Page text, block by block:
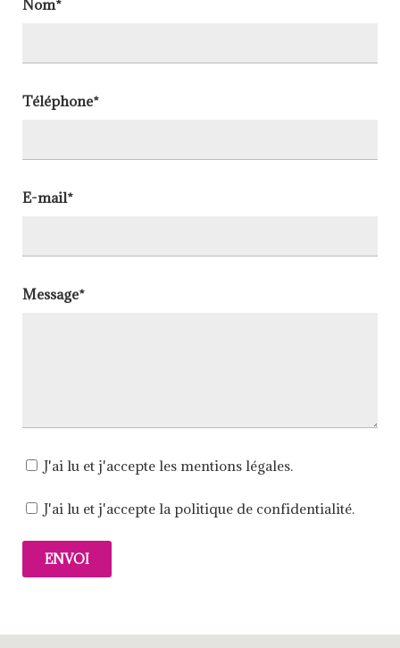
Nom*
Téléphone*
E-mail*
Message*
J'ai lu et j'accepte les mentions légales.
J'ai lu et j'accepte la politique de confidentialité.